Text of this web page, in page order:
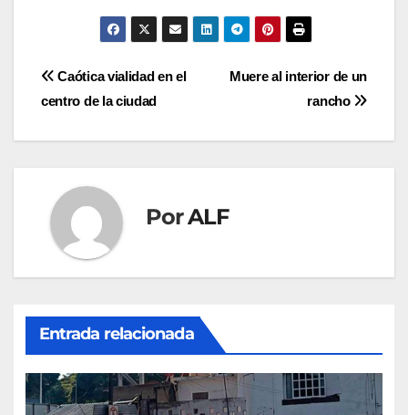
Navegación
Muere al interior de un
rancho
Caótica vialidad en el
centro de la ciudad
PorALF
Entrada relacionada